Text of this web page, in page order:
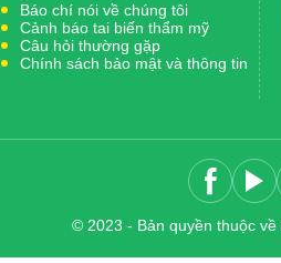
Báo chí nói về chúng tôi
Cảnh báo tai biến thẩm mỹ
Câu hỏi thường gặp
Chính sách bảo mật và thông tin
© 2023 - Bản quyền thuộc về